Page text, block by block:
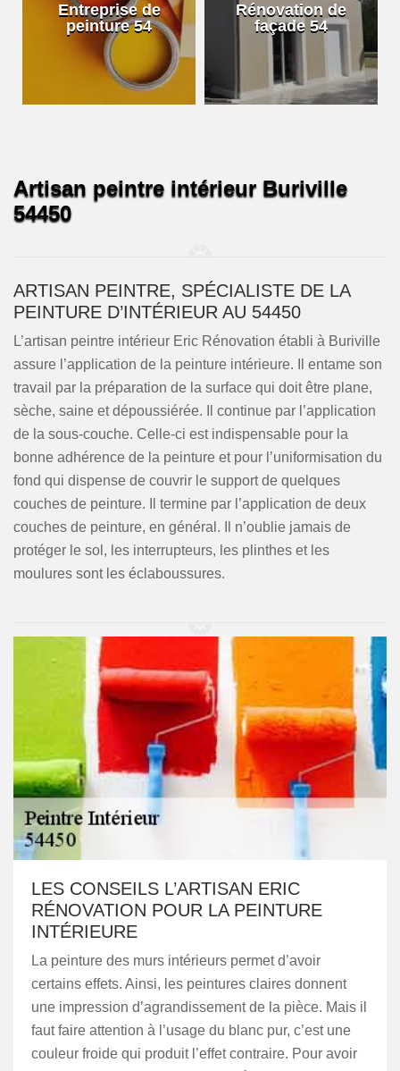
Entreprise de
peinture 54
Rénovation de
façade 54
Artisan peintre intérieur Buriville
54450
ARTISAN PEINTRE, SPÉCIALISTE DE LA
PEINTURE D’INTÉRIEUR AU 54450
L’artisan peintre intérieur Eric Rénovation établi à Buriville
assure l’application de la peinture intérieure. Il entame son
travail par la préparation de la surface qui doit être plane,
sèche, saine et dépoussiérée. Il continue par l’application
de la sous-couche. Celle-ci est indispensable pour la
bonne adhérence de la peinture et pour l’uniformisation du
fond qui dispense de couvrir le support de quelques
couches de peinture. Il termine par l’application de deux
couches de peinture, en général. Il n’oublie jamais de
protéger le sol, les interrupteurs, les plinthes et les
moulures sont les éclaboussures.
LES CONSEILS L’ARTISAN ERIC
RÉNOVATION POUR LA PEINTURE
INTÉRIEURE
La peinture des murs intérieurs permet d’avoir
certains effets. Ainsi, les peintures claires donnent
une impression d’agrandissement de la pièce. Mais il
faut faire attention à l’usage du blanc pur, c’est une
couleur froide qui produit l’effet contraire. Pour avoir